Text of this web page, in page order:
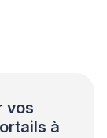
vos
à